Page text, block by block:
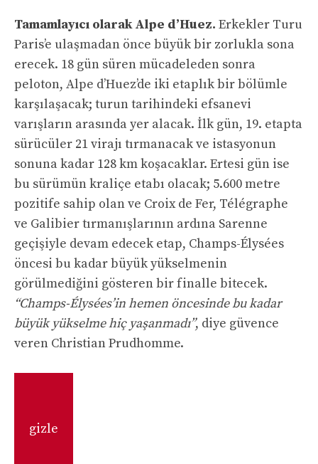
Tamamlayıcı olarak Alpe d’Huez. Erkekler Turu
Paris’e ulaşmadan önce büyük bir zorlukla sona
erecek. 18 gün süren mücadeleden sonra
peloton, Alpe d’Huez’de iki etaplık bir bölümle
karşılaşacak; turun tarihindeki efsanevi
varışların arasında yer alacak. İlk gün, 19. etapta
sürücüler 21 virajı tırmanacak ve istasyonun
sonuna kadar 128 km koşacaklar. Ertesi gün ise
bu sürümün kraliçe etabı olacak; 5.600 metre
pozitife sahip olan ve Croix de Fer, Télégraphe
ve Galibier tırmanışlarının ardına Sarenne
geçişiyle devam edecek etap, Champs-Élysées
öncesi bu kadar büyük yükselmenin
görülmediğini gösteren bir finalle bitecek.
“Champs-Élysées’in hemen öncesinde bu kadar
büyük yükselme hiç yaşanmadı”, diye güvence
veren Christian Prudhomme.
gizle